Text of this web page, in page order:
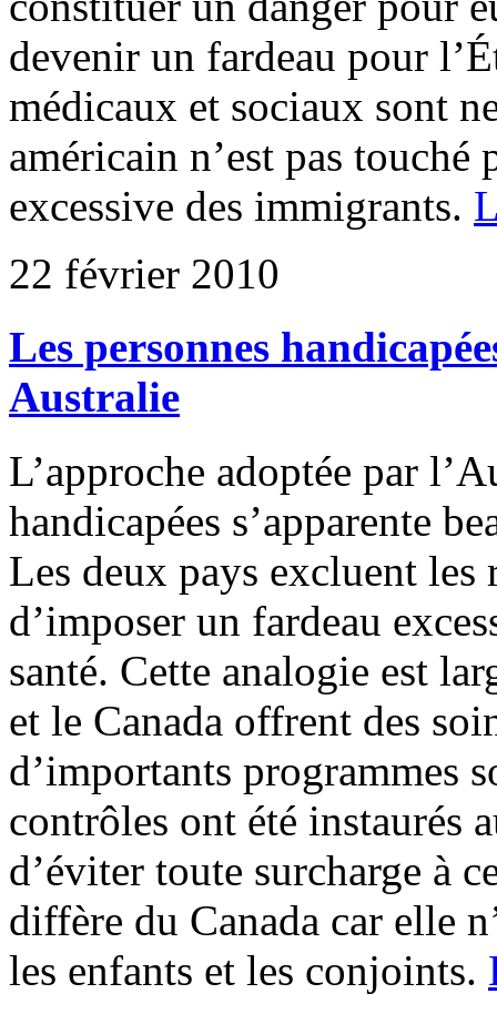
devenir un fardeau pour
médicaux et sociaux sont
américain n’est pas touché
excessive des immigrants.
22 février 2010
Les personnes
Australie
L’approche adoptée par
handicapées s’apparente
Les deux pays excluent
d’imposer un fardeau
santé. Cette analogie est
et le Canada offrent des
d’importants programmes
contrôles ont été instaurés
d’éviter toute surcharge à
diffère du Canada car elle
les enfants et les conjoints.